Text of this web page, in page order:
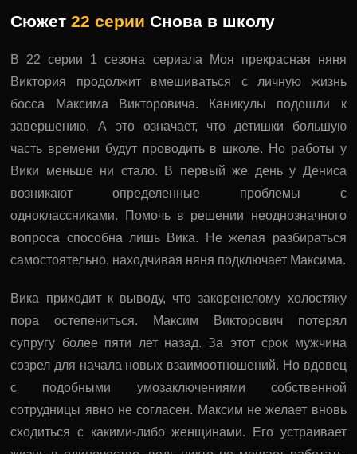
Сюжет 22 серии Снова в школу
В 22 серии 1 сезона сериала Моя прекрасная няня
Виктория продолжит вмешиваться с личную жизнь
босса Максима Викторовича. Каникулы подошли к
завершению. А это означает, что детишки большую
часть времени будут проводить в школе. Но работы у
Вики меньше ни стало. В первый же день у Дениса
возникают определенные проблемы с
одноклассниками. Помочь в решении неоднозначного
вопроса способна лишь Вика. Не желая разбираться
самостоятельно, находчивая няня подключает Максима.
Вика приходит к выводу, что закоренелому холостяку
пора остепениться. Максим Викторович потерял
супругу более пяти лет назад. За этот срок мужчина
созрел для начала новых взаимоотношений. Но вдовец
с подобными умозаключениями собственной
сотрудницы явно не согласен. Максим не желает вновь
сходиться с какими-либо женщинами. Его устраивает